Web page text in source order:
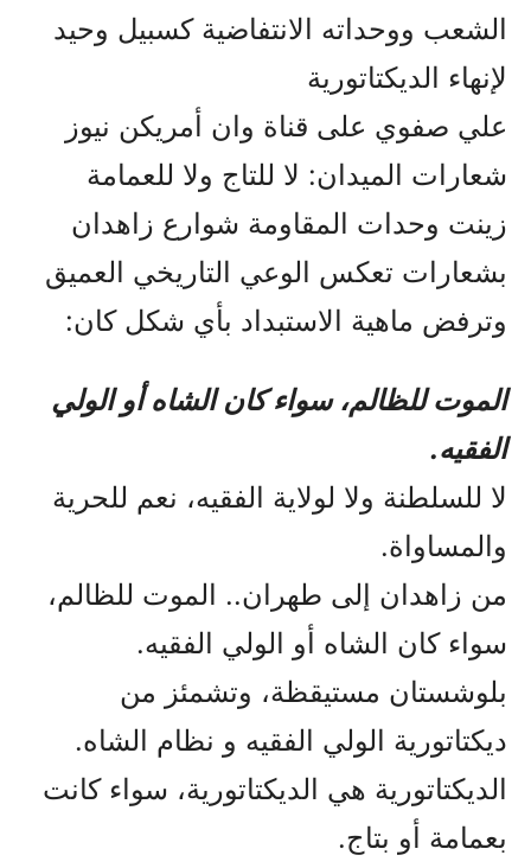
الشعب ووحداته الانتفاضية كسبيل وحيد
لإنهاء الديكتاتورية
علي صفوي على قناة وان أمريكن نيوز
شعارات الميدان: لا للتاج ولا للعمامة
زينت وحدات المقاومة شوارع زاهدان
بشعارات تعكس الوعي التاريخي العميق
وترفض ماهية الاستبداد بأي شكل كان:
الموت للظالم، سواء كان الشاه أو الولي
الفقيه.
لا للسلطنة ولا لولاية الفقيه، نعم للحرية
والمساواة.
من زاهدان إلى طهران.. الموت للظالم،
سواء كان الشاه أو الولي الفقيه.
بلوشستان مستيقظة، وتشمئز من
ديكتاتورية الولي الفقيه و نظام الشاه.
الديكتاتورية هي الديكتاتورية، سواء كانت
بعمامة أو بتاج.